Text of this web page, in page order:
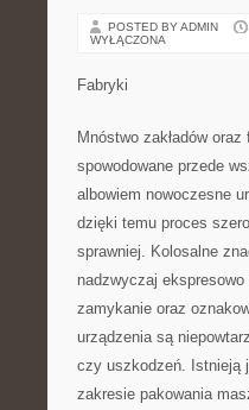
POSTED BY ADMIN
WYŁĄCZONA
Fabryki
Mnóstwo zakładów
spowodowane przede
albowiem nowoczesne
dzięki temu proces
sprawniej. Kolosalne
nadzwyczaj
zamykanie oraz
urządzenia są
czy uszkodzeń. Istnieją
zakresie pakowania